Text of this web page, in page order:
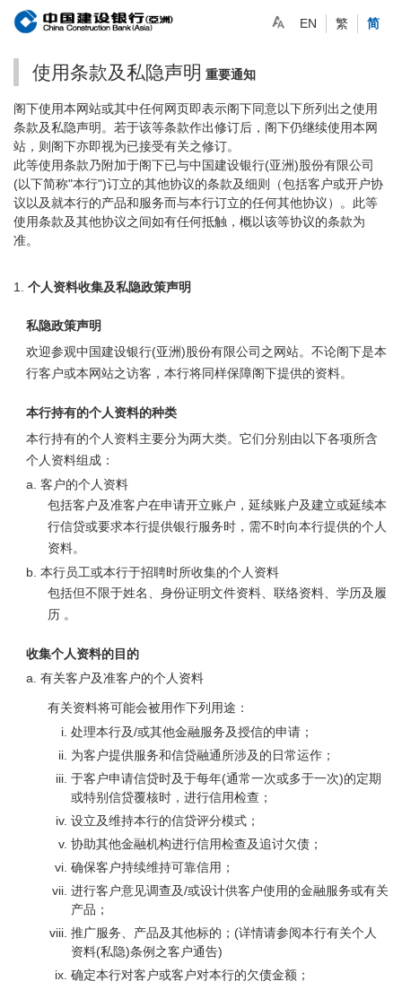
EN 繁 简
使用条款及私隐声明 重要通知
阁下使用本网站或其中任何网页即表示阁下同意以下所列出之使用
条款及私隐声明。若于该等条款作出修订后，阁下仍继续使用本网
站，则阁下亦即视为已接受有关之修订。
此等使用条款乃附加于阁下已与中国建设银行(亚洲)股份有限公司
(以下简称"本行")订立的其他协议的条款及细则（包括客户或开户协
议以及就本行的产品和服务而与本行订立的任何其他协议）。此等
使用条款及其他协议之间如有任何抵触，概以该等协议的条款为
准。
个人资料收集及私隐政策声明
私隐政策声明
欢迎参观中国建设银行(亚洲)股份有限公司之网站。不论阁下是本
行客户或本网站之访客，本行将同样保障阁下提供的资料。
本行持有的个人资料的种类
本行持有的个人资料主要分为两大类。它们分别由以下各项所含
个人资料组成：
客户的个人资料
包括客户及准客户在申请开立账户，延续账户及建立或延续本
行信贷或要求本行提供银行服务时，需不时向本行提供的个人
资料。
本行员工或本行于招聘时所收集的个人资料
包括但不限于姓名、身份证明文件资料、联络资料、学历及履
历 。
收集个人资料的目的
有关客户及准客户的个人资料
有关资料将可能会被用作下列用途：
处理本行及/或其他金融服务及授信的申请；
为客户提供服务和信贷融通所涉及的日常运作；
于客户申请信贷时及于每年(通常一次或多于一次)的定期
或特别信贷覆核时，进行信用检查；
设立及维持本行的信贷评分模式；
协助其他金融机构进行信用检查及追讨欠债；
确保客户持续维持可靠信用；
进行客户意见调查及/或设计供客户使用的金融服务或有关
产品；
推广服务、产品及其他标的；(详情请参阅本行有关个人
资料(私隐)条例之客户通告)
确定本行对客户或客户对本行的欠债金额；